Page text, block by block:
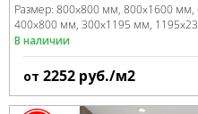
Размер: 800x800 мм 800x1600 мм
400x800 мм 300x1195 мм
В наличии
от 2252 руб./м2